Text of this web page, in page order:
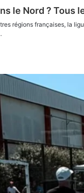
le Nord ? Tous
régions françaises, la